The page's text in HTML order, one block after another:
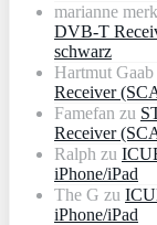
marianne
DVB-T
schwarz
Hartmut Gaab
Receiver
Famefan zu
Receiver
Ralph zu
iPhone/iPad
The G zu
iPhone/iPad